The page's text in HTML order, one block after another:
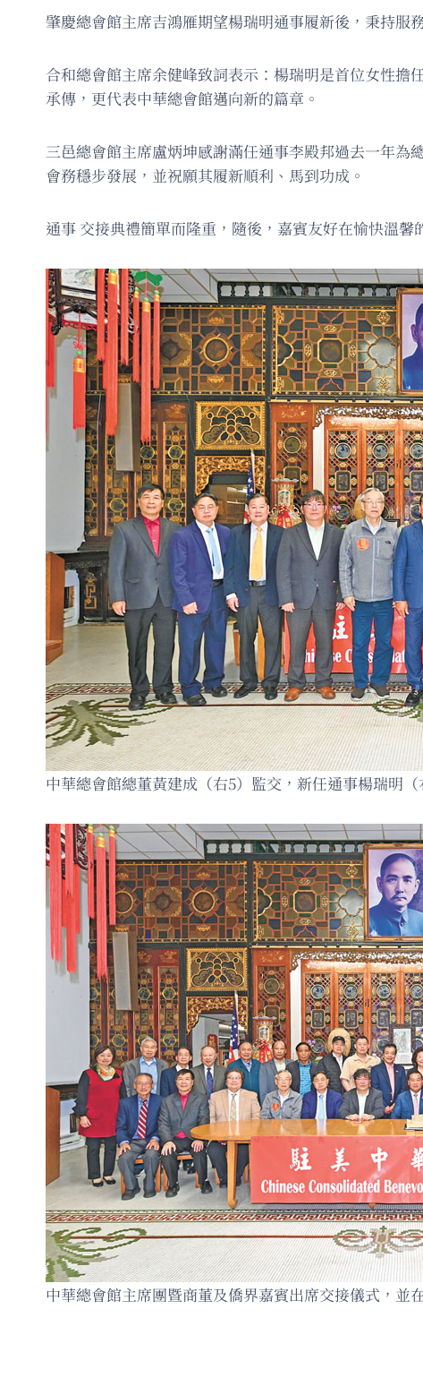
肇慶總會館主席吉鴻雁期望楊瑞明通事履新後，秉持服
合和總會館主席余健峰致詞表示：楊瑞明是首位女性
承傳，更代表中華總會館邁向新的篇章。
三邑總會館主席盧炳坤感謝滿任通事李殿邦過去一年
會務穩步發展，並祝願其履新順利、馬到功成。
通事 交接典禮簡單而隆重，隨後，嘉賓友好在愉快溫馨
中華總會館總董黃建成（右5）監交，新任通事楊瑞明
中華總會館主席團暨商董及僑界嘉賓出席交接儀式，並